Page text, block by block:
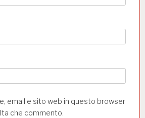
email e sito web in questo browser
che commento.